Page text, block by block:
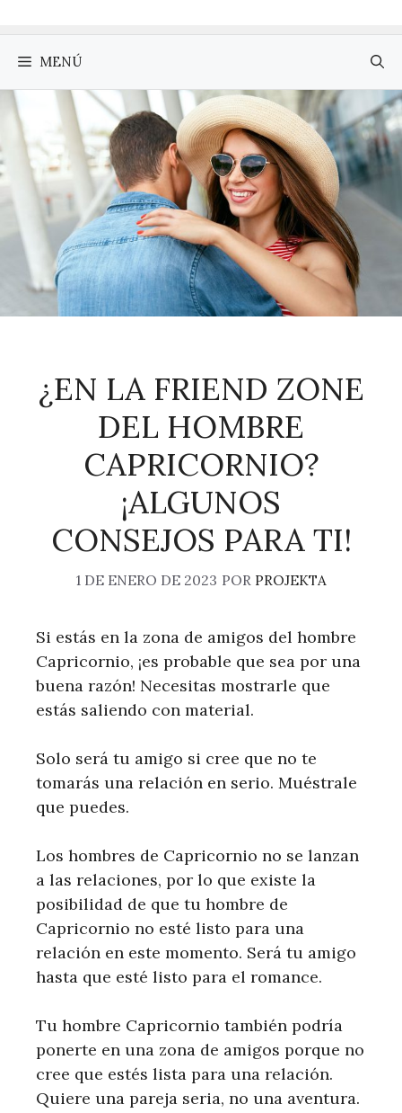
MENÚ
¿EN LA FRIEND ZONE
DEL HOMBRE
CAPRICORNIO?
¡ALGUNOS
CONSEJOS PARA TI!
1 DE ENERO DE 2023 POR PROJEKTA
Si estás en la zona de amigos del hombre
Capricornio, ¡es probable que sea por una
buena razón! Necesitas mostrarle que
estás saliendo con material.
Solo será tu amigo si cree que no te
tomarás una relación en serio. Muéstrale
que puedes.
Los hombres de Capricornio no se lanzan
a las relaciones, por lo que existe la
posibilidad de que tu hombre de
Capricornio no esté listo para una
relación en este momento. Será tu amigo
hasta que esté listo para el romance.
Tu hombre Capricornio también podría
ponerte en una zona de amigos porque no
cree que estés lista para una relación.
Quiere una pareja seria, no una aventura.